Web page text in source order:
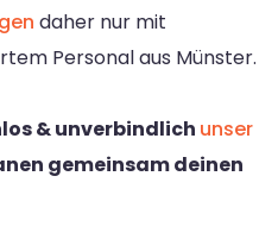
daher nur mit
Personal aus Münster.
& unverbindlich unser
gemeinsam deinen